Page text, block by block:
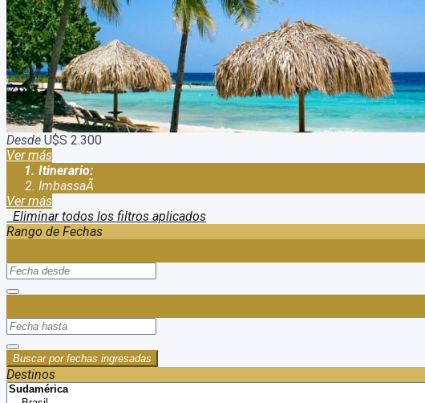
Duración:
8Días7Noches
Viaje a Imbassai en Semana Santa Tenemos nuestro Paquete Imbassai
atraviesa todo el municipio de Mata de Sao Joao, y hoy es uno de los
Desde U$S 2.300
Ver más
Itinerario:
ImbassaÃ­
Ver más
Eliminar todos los filtros aplicados
Rango de Fechas
Buscar por fechas ingresadas
Destinos